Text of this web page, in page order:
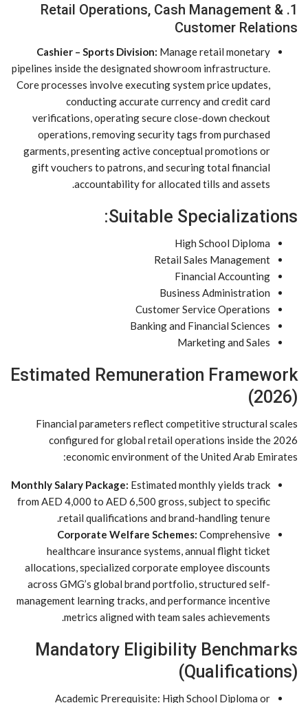
1. Retail Operations, Cash Management &
Customer Relations
Cashier – Sports Division: Manage retail monetary
pipelines inside the designated showroom infrastructure.
Core processes involve executing system price updates,
conducting accurate currency and credit card
verifications, operating secure close-down checkout
operations, removing security tags from purchased
garments, presenting active conceptual promotions or
gift vouchers to patrons, and securing total financial
accountability for allocated tills and assets.
Suitable Specializations:
High School Diploma
Retail Sales Management
Financial Accounting
Business Administration
Customer Service Operations
Banking and Financial Sciences
Marketing and Sales
Estimated Remuneration Framework
(2026)
Financial parameters reflect competitive structural scales
configured for global retail operations inside the 2026
economic environment of the United Arab Emirates:
Monthly Salary Package: Estimated monthly yields track
from AED 4,000 to AED 6,500 gross, subject to specific
retail qualifications and brand-handling tenure.
Corporate Welfare Schemes: Comprehensive
healthcare insurance systems, annual flight ticket
allocations, specialized corporate employee discounts
across GMG’s global brand portfolio, structured self-
management learning tracks, and performance incentive
metrics aligned with team sales achievements.
Mandatory Eligibility Benchmarks
(Qualifications)
Academic Prerequisite: High School Diploma or